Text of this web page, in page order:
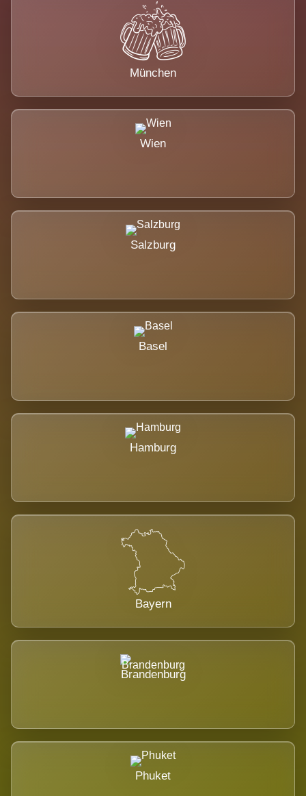
München
Wien
Salzburg
Basel
Hamburg
Bayern
Brandenburg
Phuket